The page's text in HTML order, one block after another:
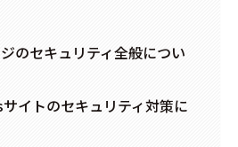
のセキュリティ全般につい
イトのセキュリティ対策に